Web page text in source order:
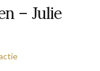
– Julie